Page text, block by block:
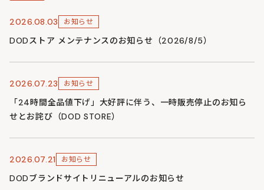
2026.08.03 お知らせ
DODストア メンテナンスのお知らせ（2026/8/5）
2026.07.23 お知らせ
「24時間全品値下げ」大好評に伴う、一時販売停止のお知ら
せとお詫び（DOD STORE）
2026.07.21 お知らせ
DODブランドサイトリニューアルのお知らせ